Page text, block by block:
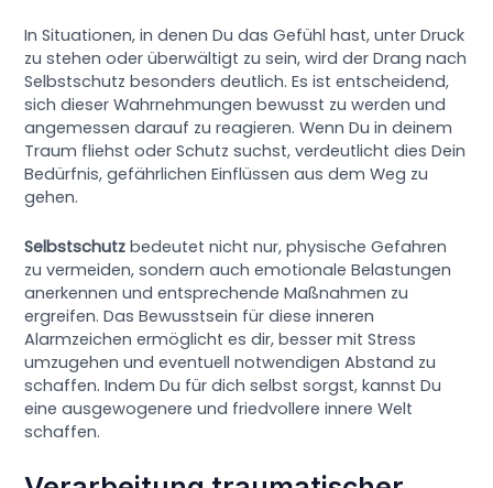
In Situationen, in denen Du das Gefühl hast, unter Druck
zu stehen oder überwältigt zu sein, wird der Drang nach
Selbstschutz besonders deutlich. Es ist entscheidend,
sich dieser Wahrnehmungen bewusst zu werden und
angemessen darauf zu reagieren. Wenn Du in deinem
Traum fliehst oder Schutz suchst, verdeutlicht dies Dein
Bedürfnis, gefährlichen Einflüssen aus dem Weg zu
gehen.
Selbstschutz bedeutet nicht nur, physische Gefahren
zu vermeiden, sondern auch emotionale Belastungen
anerkennen und entsprechende Maßnahmen zu
ergreifen. Das Bewusstsein für diese inneren
Alarmzeichen ermöglicht es dir, besser mit Stress
umzugehen und eventuell notwendigen Abstand zu
schaffen. Indem Du für dich selbst sorgst, kannst Du
eine ausgewogenere und friedvollere innere Welt
schaffen.